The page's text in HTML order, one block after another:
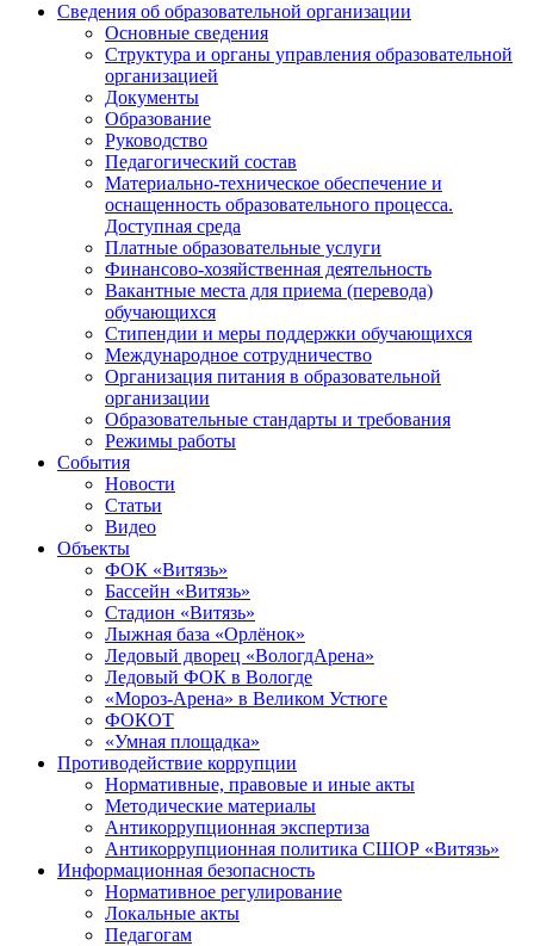
Сведения об образовательной организации
Основные сведения
Структура и органы управления образовательной
организацией
Документы
Образование
Руководство
Педагогический состав
Материально-техническое обеспечение и
оснащенность образовательного процесса.
Доступная среда
Платные образовательные услуги
Финансово-хозяйственная деятельность
Вакантные места для приема (перевода)
обучающихся
Стипендии и меры поддержки обучающихся
Международное сотрудничество
Организация питания в образовательной
организации
Образовательные стандарты и требования
Режимы работы
События
Новости
Статьи
Видео
Объекты
ФОК «Витязь»
Бассейн «Витязь»
Стадион «Витязь»
Лыжная база «Орлёнок»
Ледовый дворец «ВологдАрена»
Ледовый ФОК в Вологде
«Мороз-Арена» в Великом Устюге
ФОКОТ
«Умная площадка»
Противодействие коррупции
Нормативные, правовые и иные акты
Методические материалы
Антикоррупционная экспертиза
Антикоррупционная политика СШОР «Витязь»
Информационная безопасность
Нормативное регулирование
Локальные акты
Педагогам